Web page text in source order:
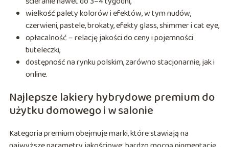
wielkość palety kolorów i efektów, w tym nudów,
czerwieni, pastele, brokaty, efekty glass, shimmer i cat eye,
opłacalność – relację jakości do ceny i pojemności
buteleczki,
dostępność na rynku polskim, zarówno stacjonarnie, jak i
online.
Najlepsze lakiery hybrydowe premium do
użytku domowego i w salonie
Kategoria premium obejmuje marki, które stawiają na